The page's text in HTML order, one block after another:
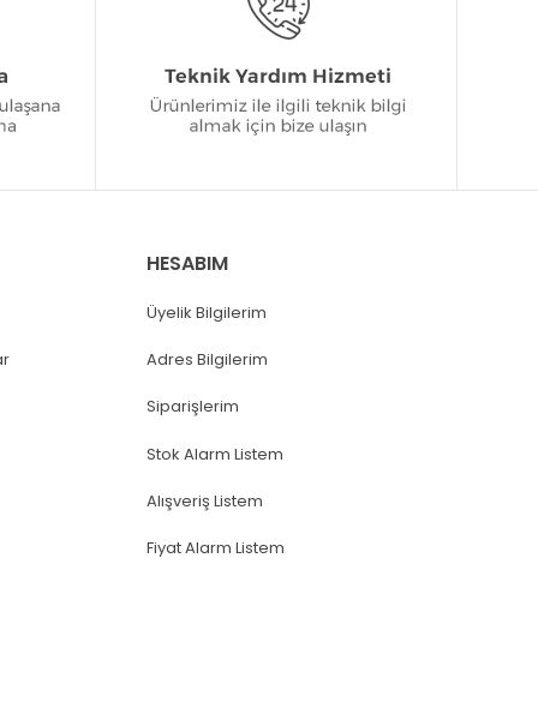
HESABIM
Üyelik Bilgilerim
Adres Bilgilerim
Siparişlerim
Stok Alarm Listem
Alışveriş Listem
Fiyat Alarm Listem